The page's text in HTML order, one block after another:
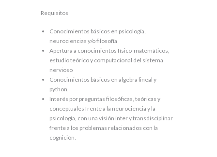
Requisitos
Conocimientos básicos en psicología,
neurociencias y/o filosofía
Apertura a conocimientos físico-matemáticos,
estudio teórico y computacional del sistema
nervioso
Conocimientos básicos en algebra lineal y
python.
Interés por preguntas filosóficas, teóricas y
conceptuales frente a la neurociencia y la
psicología, con una visión inter y transdisciplinar
frente a los problemas relacionados con la
cognición.